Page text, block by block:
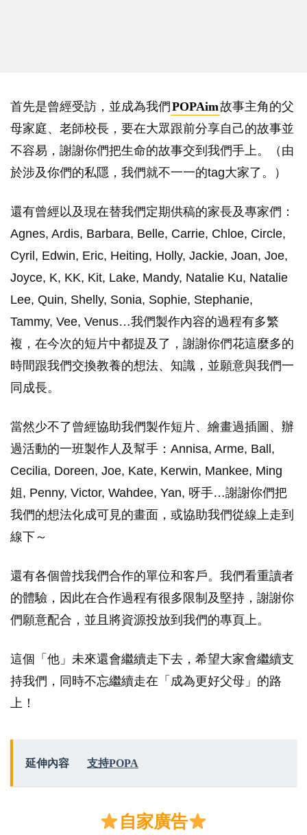
首先是曾經受訪，並成為我們 POPAim故事主角的父
母家庭、老師校長，要在大眾跟前分享自己的故事並
不容易，謝謝你們把生命的故事交到我們手上。（由
於涉及你們的私隱，我們就不一一的tag大家了。）
還有曾經以及現在替我們定期供稿的家長及專家們：
Agnes, Ardis, Barbara, Belle, Carrie, Chloe, Circle,
Cyril, Edwin, Eric, Heiting, Holly, Jackie, Joan, Joe,
Joyce, K, KK, Kit, Lake, Mandy, Natalie Ku, Natalie
Lee, Quin, Shelly, Sonia, Sophie, Stephanie,
Tammy, Vee, Venus…我們製作內容的過程有多繁
複，在今次的短片中都提及了，謝謝你們花這麼多的
時間跟我們交換教養的想法、知識，並願意與我們一
同成長。
當然少不了曾經協助我們製作短片、繪畫過插圖、辦
過活動的一班製作人及幫手：Annisa, Arme, Ball,
Cecilia, Doreen, Joe, Kate, Kerwin, Mankee, Ming
姐, Penny, Victor, Wahdee, Yan, 呀手…謝謝你們把
我們的想法化成可見的畫面，或協助我們從線上走到
線下～
還有各個曾找我們合作的單位和客戶。我們看重讀者
的體驗，因此在合作過程有很多限制及堅持，謝謝你
們願意配合，並且將資源投放到我們的專頁上。
這個「他」未來還會繼續走下去，希望大家會繼續支
持我們，同時不忘繼續走在「成為更好父母」的路
上！
延伸內容 支持POPA
自家廣告